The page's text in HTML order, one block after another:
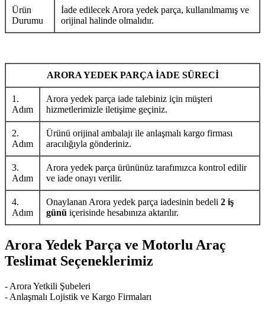
Ürün
Durumu
İade edilecek Arora yedek parça, kullanılmamış ve
orijinal halinde olmalıdır.
ARORA YEDEK PARÇA İADE SÜRECİ
1.
Adım
Arora yedek parça iade talebiniz için müşteri
hizmetlerimizle iletişime geçiniz.
2.
Adım
Ürünü orijinal ambalajı ile anlaşmalı kargo firması
aracılığıyla gönderiniz.
3.
Adım
Arora yedek parça ürününüz tarafımızca kontrol edilir
ve iade onayı verilir.
4.
Adım
Onaylanan Arora yedek parça iadesinin bedeli 2 iş
günü içerisinde hesabınıza aktarılır.
Arora Yedek Parça ve Motorlu Araç
Teslimat Seçeneklerimiz
- Arora Yetkili Şubeleri
- Anlaşmalı Lojistik ve Kargo Firmaları